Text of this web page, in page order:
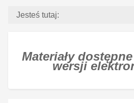
Jesteś tutaj:
Materiały
wersji